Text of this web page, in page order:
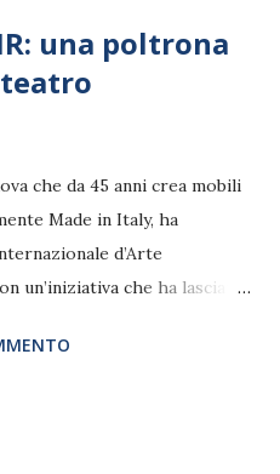
una poltrona
che da 45 anni crea mobili
Made in Italy, ha
d’Arte
un’iniziativa che ha lasciato
iconico di una
radici artigianali al